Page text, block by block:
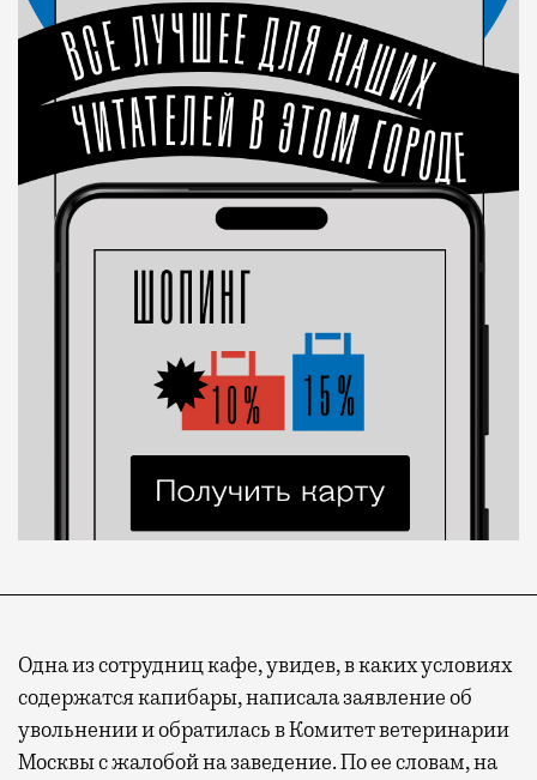
Одна из сотрудниц кафе, увидев, в каких условиях
содержатся капибары, написала заявление об
увольнении и обратилась в Комитет ветеринарии
Москвы с жалобой на заведение. По ее словам, на